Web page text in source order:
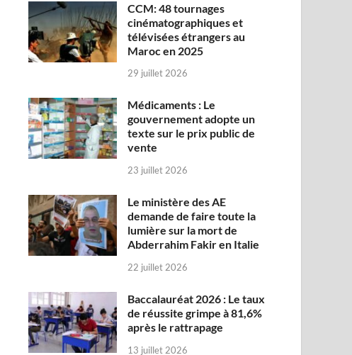
CCM: 48 tournages
cinématographiques et
télévisées étrangers au
Maroc en 2025
29 juillet 2026
Médicaments : Le
gouvernement adopte un
texte sur le prix public de
vente
23 juillet 2026
Le ministère des AE
demande de faire toute la
lumière sur la mort de
Abderrahim Fakir en Italie
22 juillet 2026
Baccalauréat 2026 : Le taux
de réussite grimpe à 81,6%
après le rattrapage
13 juillet 2026